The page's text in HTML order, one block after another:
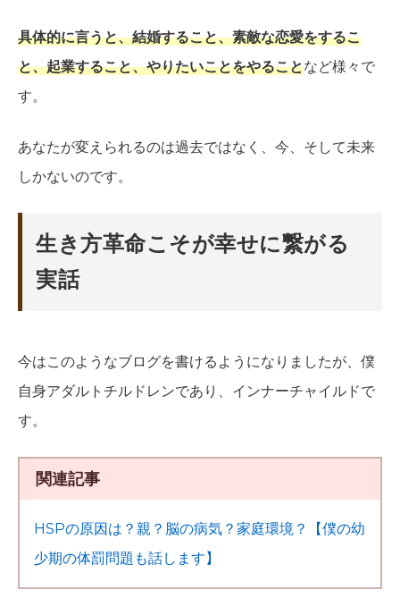
具体的に言うと、結婚すること、素敵な恋愛をするこ
と、起業すること、やりたいことをやることなど様々で
す。
あなたが変えられるのは過去ではなく、今、そして未来
しかないのです。
生き方革命こそが幸せに繋がる
実話
今はこのようなブログを書けるようになりましたが、僕
自身アダルトチルドレンであり、インナーチャイルドで
す。
関連記事
HSPの原因は？親？脳の病気？家庭環境？【僕の幼
少期の体罰問題も話します】